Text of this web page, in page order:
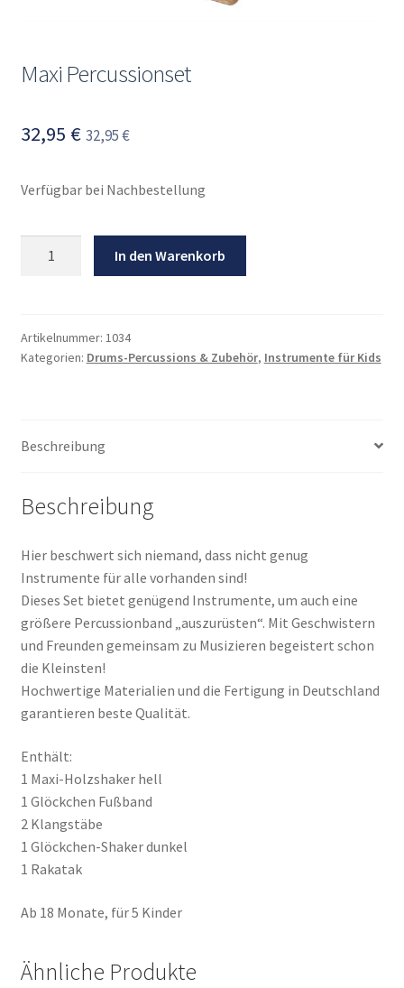
Maxi Percussionset
32,95 € 32,95€
Verfügbar bei Nachbestellung
In den Warenkorb
Artikelnummer: 1034
Kategorien: Drums-Percussions & Zubehör, Instrumente für Kids
Beschreibung
Beschreibung
Hier beschwert sich niemand, dass nicht genug
Instrumente für alle vorhanden sind!
Dieses Set bietet genügend Instrumente, um auch eine
größere Percussionband „auszurüsten“. Mit Geschwistern
und Freunden gemeinsam zu Musizieren begeistert schon
die Kleinsten!
Hochwertige Materialien und die Fertigung in Deutschland
garantieren beste Qualität.
Enthält:
1 Maxi-Holzshaker hell
1 Glöckchen Fußband
2 Klangstäbe
1 Glöckchen-Shaker dunkel
1 Rakatak
Ab 18 Monate, für 5 Kinder
Ähnliche Produkte